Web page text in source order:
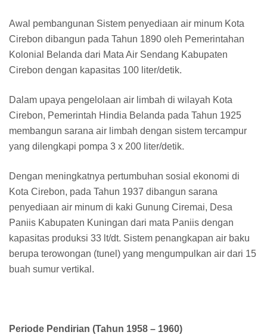
Awal pembangunan Sistem penyediaan air minum Kota
Cirebon dibangun pada Tahun 1890 oleh Pemerintahan
Kolonial Belanda dari Mata Air Sendang Kabupaten
Cirebon dengan kapasitas 100 liter/detik.
Dalam upaya pengelolaan air limbah di wilayah Kota
Cirebon, Pemerintah Hindia Belanda pada Tahun 1925
membangun sarana air limbah dengan sistem tercampur
yang dilengkapi pompa 3 x 200 liter/detik.
Dengan meningkatnya pertumbuhan sosial ekonomi di
Kota Cirebon, pada Tahun 1937 dibangun sarana
penyediaan air minum di kaki Gunung Ciremai, Desa
Paniis Kabupaten Kuningan dari mata Paniis dengan
kapasitas produksi 33 lt/dt. Sistem penangkapan air baku
berupa terowongan (tunel) yang mengumpulkan air dari 15
buah sumur vertikal.
Periode Pendirian (Tahun 1958 – 1960)